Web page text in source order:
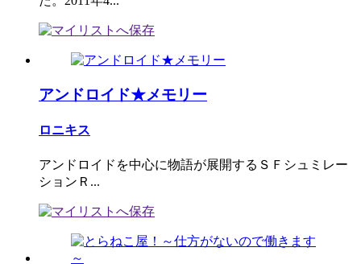
アンドロイド★メモリー
ロニキス
アンドロイドを中心に物語が展開するＳＦシュミレー
ションＲ...